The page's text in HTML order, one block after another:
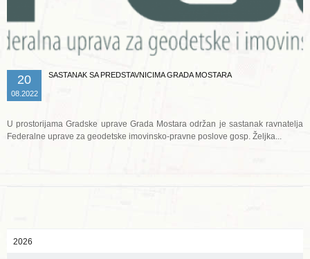
20
08.2022
SASTANAK SA PREDSTAVNICIMA GRADA MOSTARA
U prostorijama Gradske uprave Grada Mostara održan je sastanak ravnatelja
Federalne uprave za geodetske imovinsko-pravne poslove gosp. Željka...
2026